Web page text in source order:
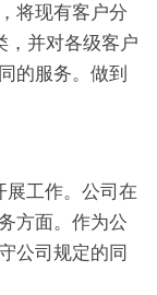
将现有客户分
，并对各级客户
的服务。做到
展工作。公司在
方面。作为公
公司规定的同